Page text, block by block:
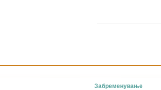
Забременување